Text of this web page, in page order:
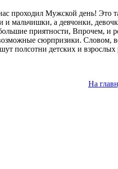
проходил Мужской день! Это
и мальчишки, а девчонки,
приятности, Впрочем, и
сюрпризики. Словом,
полсотни детских и взрослых
На